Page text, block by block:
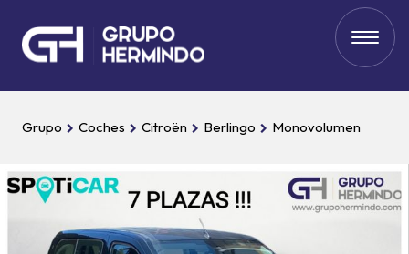
Grupo Coches Citroën Berlingo Monovolumen